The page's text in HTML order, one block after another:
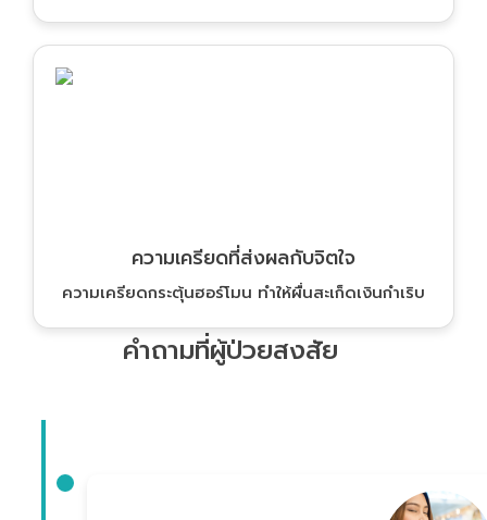
ความเครียดที่ส่งผลกับจิตใจ
ความเครียดกระตุ้นฮอร์โมน ทำให้ผื่นสะเก็ดเงินกำเริบ
คำถามที่ผู้ป่วยสงสัย